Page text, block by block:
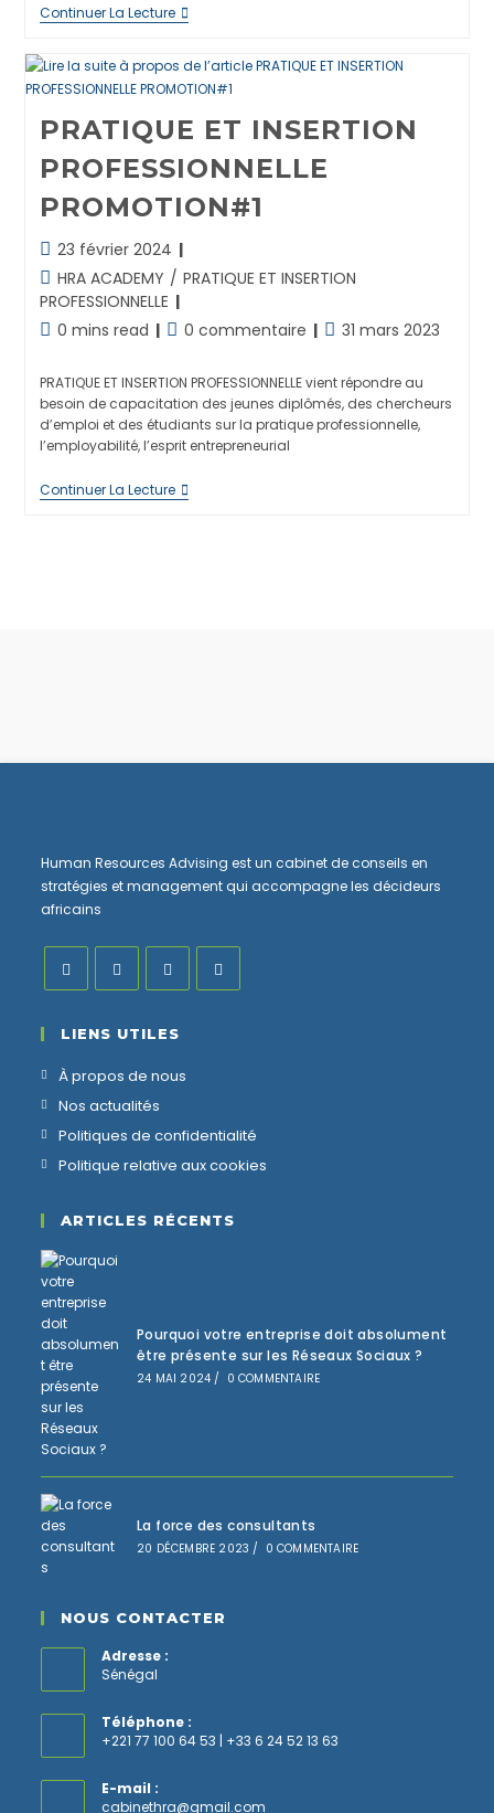
Continuer La LecturePRATIQUE
ET
PROFESSIONNELLE
PROMOTION
1
Dernier
Cours
En
Et
Des
Attestations
PRATIQUE ET INSERTION
PROFESSIONNELLE
PROMOTION#1
Dernière
modification
de
la
publication :
23 février 2024
Post
category:
HRA ACADEMY / PRATIQUE ET INSERTION
PROFESSIONNELLE
Temps
lecture :
0 mins read
Commentaires
la
publication :
0 commentaire
Publication
31 mars 2023
PRATIQUE ET INSERTION PROFESSIONNELLE vient répondre au
besoin de capacitation des jeunes diplômés, des chercheurs
d’emploi et des étudiants sur la pratique professionnelle,
l’employabilité, l’esprit entrepreneurial
Continuer La LecturePRATIQUE
ET
Human Resources Advising est un cabinet de conseils en
stratégies et management qui accompagne les décideurs
africains
LIENS UTILES
À propos de nous
Nos actualités
Politiques de confidentialité
Politique relative aux cookies
ARTICLES RÉCENTS
Pourquoi votre entreprise doit absolument
être présente sur les Réseaux Sociaux ?
24 MAI 2024 / 0 COMMENTAIRE
La force des consultants
20 DÉCEMBRE 2023 / 0 COMMENTAIRE
NOUS CONTACTER
Adresse :
Sénégal
Téléphone :
+221 77 100 64 53 | +33 6 24 52 13 63
E-mail :
cabinethra@gmail.com